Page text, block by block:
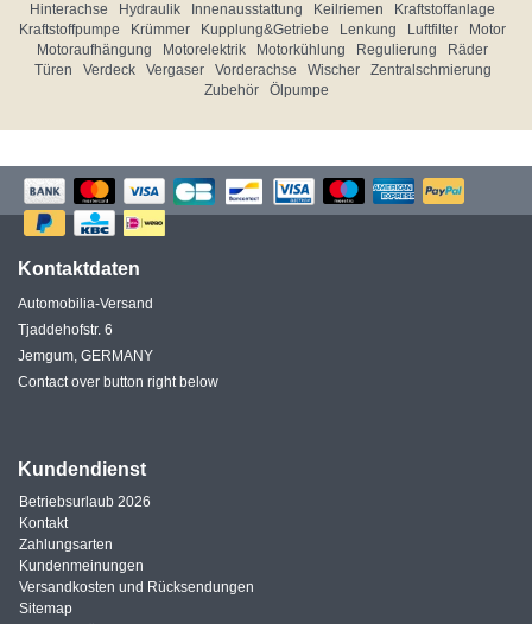
Hinterachse
Hydraulik Innenausstattung Keilriemen
Kraftstoffanlage
Kraftstoffpumpe
Krümmer Kupplung&Getriebe Lenkung Luftfilter
Motor
Motoraufhängung
Motorelektrik Motorkühlung Regulierung
Räder
Türen
Verdeck Vergaser Vorderachse Wischer
Zentralschmierung
Zubehör
Ölpumpe
Kontaktdaten
Automobilia-Versand
Tjaddehofstr. 6
Jemgum, GERMANY
Contact over button right below
Kundendienst
Betriebsurlaub 2026
Kontakt
Zahlungsarten
Kundenmeinungen
Versandkosten und Rücksendungen
Sitemap